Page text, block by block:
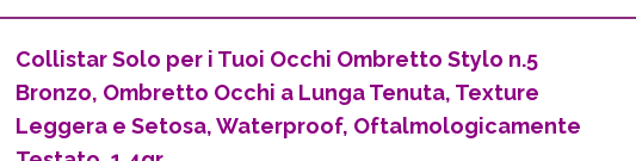
Collistar Solo per i Tuoi Occhi Ombretto Stylo n.5
Bronzo, Ombretto Occhi a Lunga Tenuta, Texture
Leggera e Setosa, Waterproof, Oftalmologicamente